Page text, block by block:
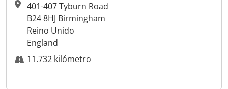
401-407 Tyburn Road
B24 8HJ Birmingham
Reino Unido
England
11.732 kilómetro